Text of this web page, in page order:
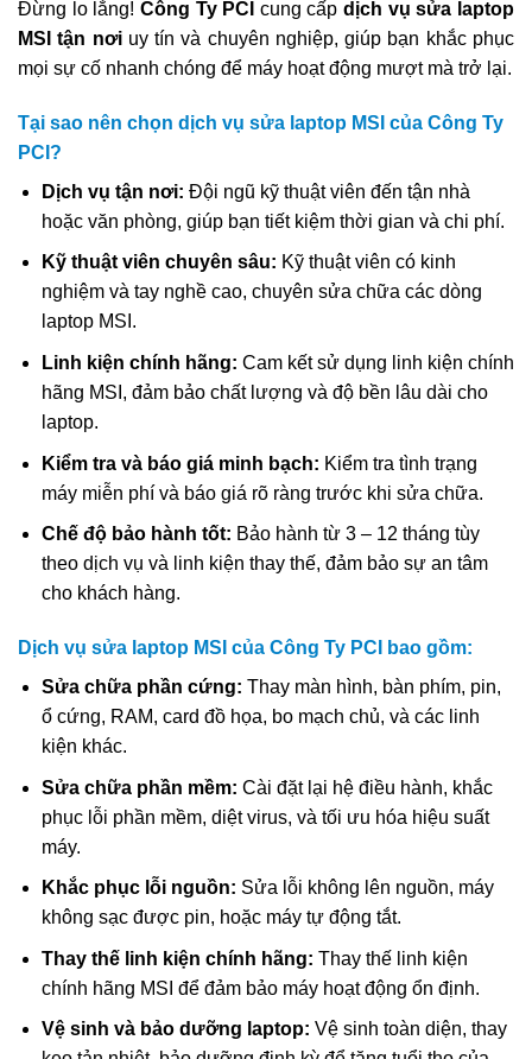
Đừng lo lắng! Công Ty PCI cung cấpdịch vụ sửa laptop
MSI tận nơiuy tín và chuyên nghiệp, giúp bạn khắc phục
mọi sự cố nhanh chóng để máy hoạt động mượt mà trở lại.
Tại sao nên chọn dịch vụ sửa laptop MSI của Công Ty
PCI?
Dịch vụ tận nơi: Đội ngũ kỹ thuật viên đến tận nhà
hoặc văn phòng, giúp bạn tiết kiệm thời gian và chi phí.
Kỹ thuật viên chuyên sâu: Kỹ thuật viên có kinh
nghiệm và tay nghề cao, chuyên sửa chữa các dòng
laptop MSI.
Linh kiện chính hãng: Cam kết sử dụng linh kiện chính
hãng MSI, đảm bảo chất lượng và độ bền lâu dài cho
laptop.
Kiểm tra và báo giá minh bạch: Kiểm tra tình trạng
máy miễn phí và báo giá rõ ràng trước khi sửa chữa.
Chế độ bảo hành tốt: Bảo hành từ 3 – 12 tháng tùy
theo dịch vụ và linh kiện thay thế, đảm bảo sự an tâm
cho khách hàng.
Dịch vụ sửa laptop MSI của Công Ty PCI bao gồm:
Sửa chữa phần cứng: Thay màn hình, bàn phím, pin,
ổ cứng, RAM, card đồ họa, bo mạch chủ, và các linh
kiện khác.
Sửa chữa phần mềm: Cài đặt lại hệ điều hành, khắc
phục lỗi phần mềm, diệt virus, và tối ưu hóa hiệu suất
máy.
Khắc phục lỗi nguồn: Sửa lỗi không lên nguồn, máy
không sạc được pin, hoặc máy tự động tắt.
Thay thế linh kiện chính hãng: Thay thế linh kiện
chính hãng MSI để đảm bảo máy hoạt động ổn định.
Vệ sinh và bảo dưỡng laptop: Vệ sinh toàn diện, thay